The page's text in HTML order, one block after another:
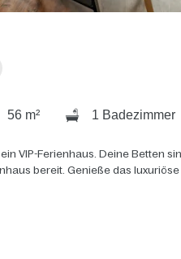
56 m² 1 Badezimmer
VIP-Ferienhaus. Deine Betten
bereit. Genieße das